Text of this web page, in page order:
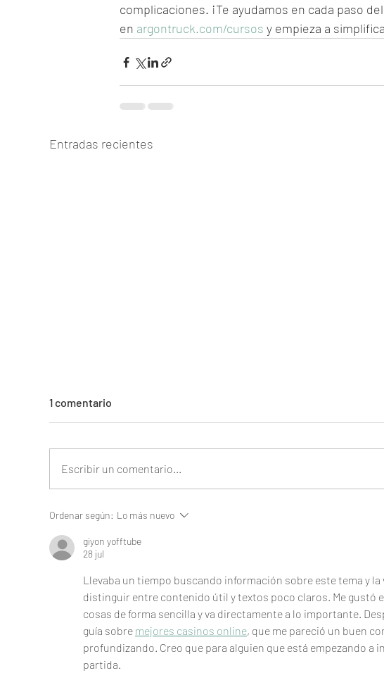
complicaciones. ¡Te ayudamos en cada paso
en argontruck.com/cursos y empieza a
Entradas recientes
Alivio regulatorio de horas de
vehículos comerciales
1 comentario
Escribir un comentario...
Ordenar según: Lo más nuevo
giyon yofftube
28 jul
Llevaba un tiempo buscando información sobre este tema y
distinguir entre contenido útil y textos poco claros. Me gustó
cosas de forma sencilla y va directamente a lo importante.
guía sobre mejores casinos online, que me pareció un buen
profundizando. Creo que para alguien que está empezando a
partida.